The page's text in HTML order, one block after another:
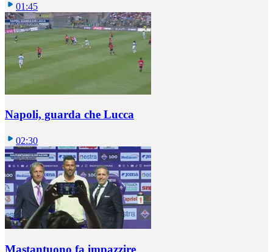
01:45
Napoli, guarda che Lucca
02:30
Mastantuono fa impazzire